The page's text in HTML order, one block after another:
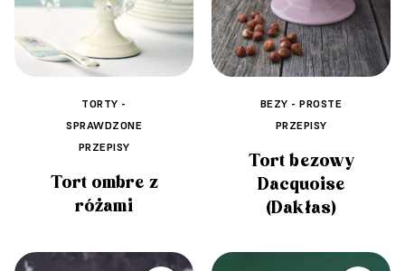
TORTY -
SPRAWDZONE
PRZEPISY
Tort ombre z
różami
BEZY - PROSTE
PRZEPISY
Tort bezowy
Dacquoise
(Dakłas)